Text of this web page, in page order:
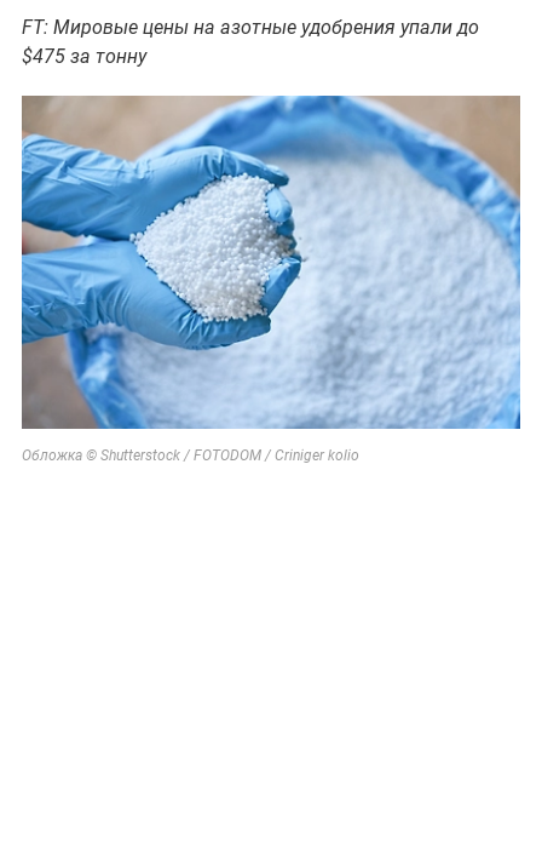
FT: Мировые цены на азотные удобрения упали до
$475 за тонну
Обложка © Shutterstock / FOTODOM / Criniger kolio